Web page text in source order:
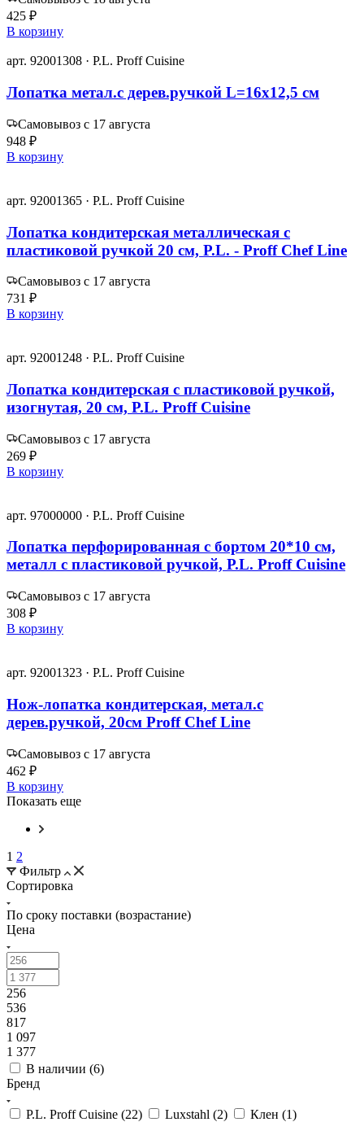
425 ₽
В корзину
арт. 92001308 · P.L. Proff Cuisine
Лопатка метал.с дерев.ручкой L=16х12,5 см
Самовывоз с 17 августа
948 ₽
В корзину
арт. 92001365 · P.L. Proff Cuisine
Лопатка кондитерская металлическая с
пластиковой ручкой 20 см, P.L. - Proff Chef Line
Самовывоз с 17 августа
731 ₽
В корзину
арт. 92001248 · P.L. Proff Cuisine
Лопатка кондитерская с пластиковой ручкой,
изогнутая, 20 см, P.L. Proff Cuisine
Самовывоз с 17 августа
269 ₽
В корзину
арт. 97000000 · P.L. Proff Cuisine
Лопатка перфорированная с бортом 20*10 см,
металл с пластиковой ручкой, P.L. Proff Cuisine
Самовывоз с 17 августа
308 ₽
В корзину
арт. 92001323 · P.L. Proff Cuisine
Нож-лопатка кондитерская, метал.с
дерев.ручкой, 20см Proff Chef Line
Самовывоз с 17 августа
462 ₽
В корзину
Показать еще
1 2
Фильтр
Сортировка
По сроку поставки (возрастание)
Цена
256
536
817
1 097
1 377
В наличии (6)
Бренд
P.L. Proff Cuisine (22) Luxstahl (2) Клен (1)